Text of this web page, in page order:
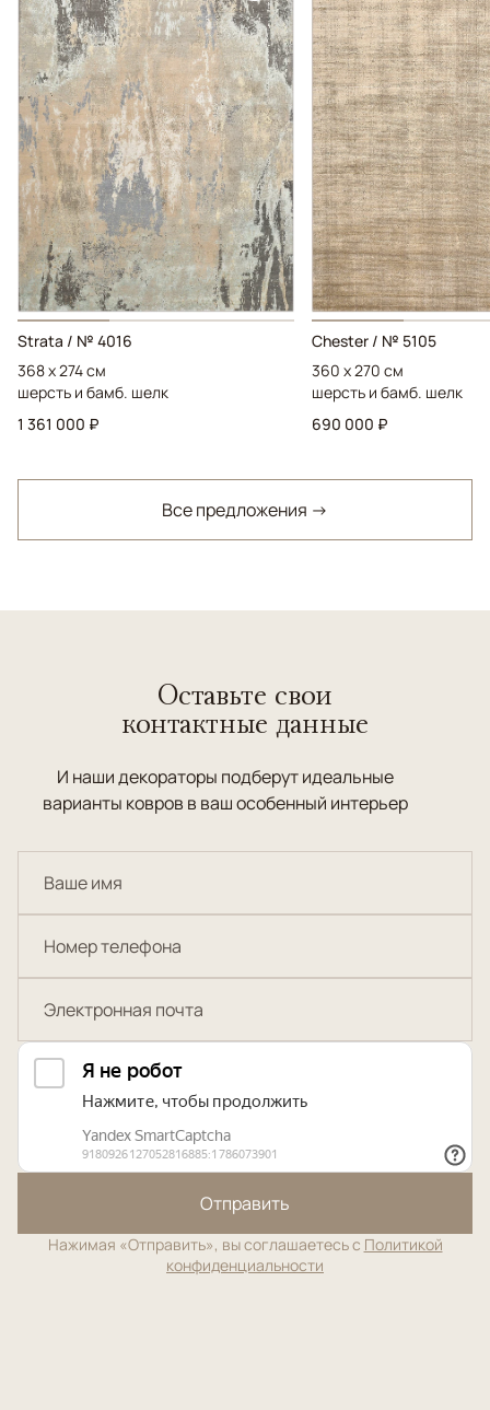
Strata / № 4016
368 x 274 см
шерсть и бамб. шелк
1 361 000 ₽
Chester / № 5105
360 x 270 см
шерсть и бамб. шелк
690 000 ₽
Все предложения →
Оставьте свои
контактные данные
И наши декораторы подберут идеальные
варианты ковров в ваш особенный интерьер
Отправить
Нажимая «Отправить», вы соглашаетесь с Политикой
конфиденциальности